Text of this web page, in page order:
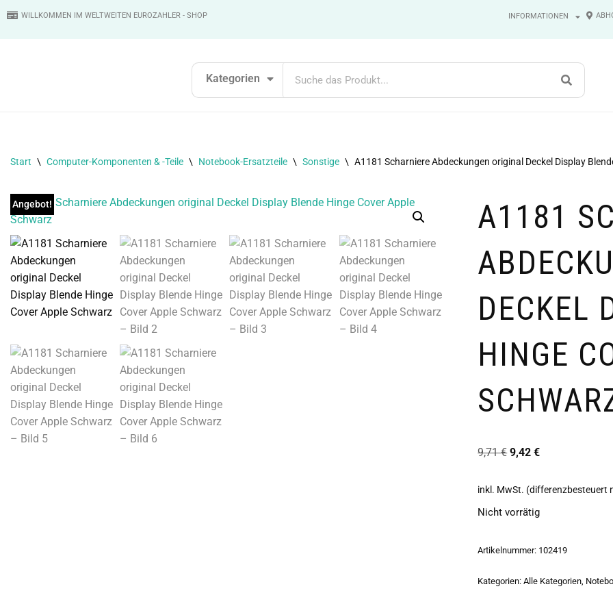
WILLKOMMEN IM WELTWEITEN EUROZAHLER - SHOP INFORMATIONEN
Kategorien
Start \ Computer-Komponenten & -Teile \ Notebook-Ersatzteile \ Sonstige \ A1181 Scharniere Abdeckungen original Deckel Display
Angebot!
A1181
DECKEL
HINGE
9,71€ 9,42€
inkl. MwSt. (differenzbesteuert
Nicht vorrätig
Artikelnummer: 102419
Kategorien:Alle Kategorien,